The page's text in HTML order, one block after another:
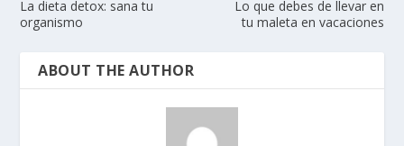
La dieta detox: sana tu
organismo
Lo que debes de llevar en
tu maleta en vacaciones
ABOUT THE AUTHOR